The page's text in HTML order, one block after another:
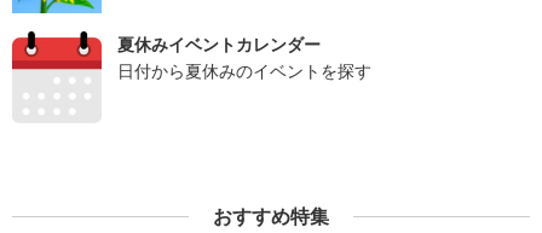
夏休みイベントカレンダー
日付から夏休みのイベントを探す
おすすめ特集